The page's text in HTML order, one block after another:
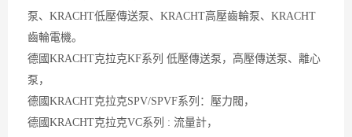
泵、KRACHT低壓傳送泵、KRACHT高壓齒輪泵、KRACHT
齒輪電機。
德國KRACHT克拉克KF系列 低壓傳送泵，高壓傳送泵、離心
泵，
德國KRACHT克拉克SPV/SPVF系列：壓力閥，
德國KRACHT克拉克VC系列 : 流量計，